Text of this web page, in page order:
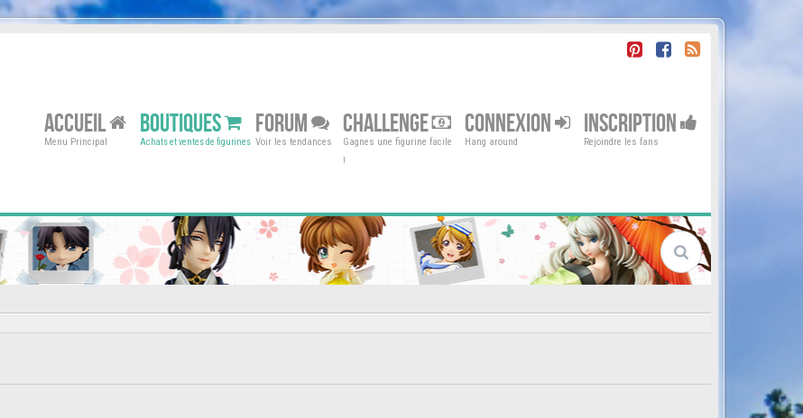
ACCUEIL
Menu Principal
BOUTIQUES
Achats et ventes de figurines
FORUM
Voir les tendances
CHALLENGE
Gagnes une figurine facile
!
CONNEXION
Hang around
INSCRIPTION
Rejoindre les fans